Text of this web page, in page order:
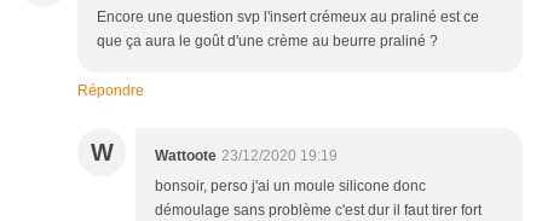
Encore une question svp l'insert crémeux au praliné est ce
que ça aura le goût d'une crème au beurre praliné ?
Répondre
W Wattoote 23/12/2020 19:19
bonsoir, perso j'ai un moule silicone donc
démoulage sans problème c'est dur il faut tirer fort